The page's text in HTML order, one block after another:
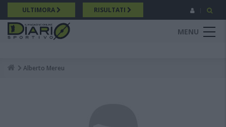
Salta
al
contenuto
principale
ULTIMORA RISULTATI
MENU
Breadcrumb
Alberto Mereu